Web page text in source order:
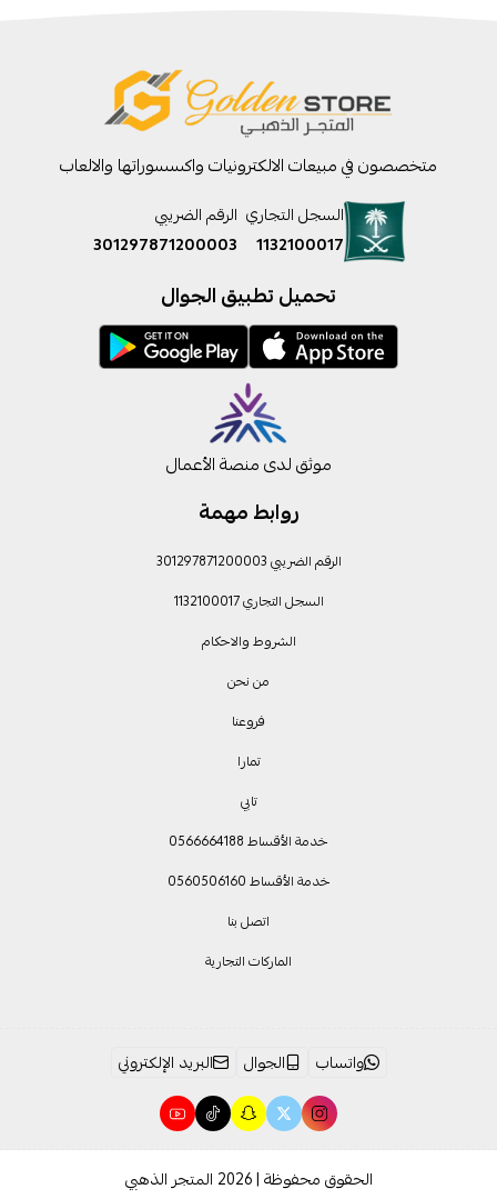
روابط مهمة
الرقم الضريبي 301297871200003
السجل التجاري 1132100017
الشروط والاحكام
من نحن
فروعنا
تمارا
تابي
خدمة الأقساط 0566664188
خدمة الأقساط 0560506160
اتصل بنا
الماركات التجارية
متخصصون في مبيعات الالكترونيات واكسسوراتها والالعاب
السجل التجاري
1132100017
الرقم الضريبي
301297871200003
تحميل تطبيق الجوال
موثق لدى منصة الأعمال
واتساب الجوال البريد الإلكتروني
الحقوق محفوظة | 2026 المتجر الذهبي